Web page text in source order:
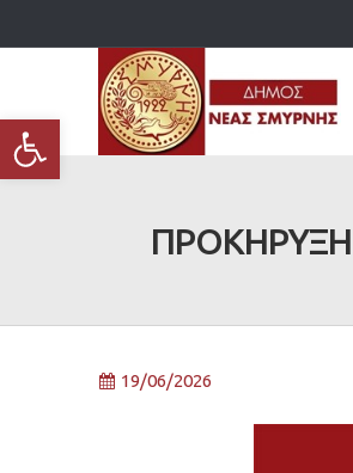
Ανοίξτε τη γραμμή εργαλείων
ΠΡΟΚΗΡΥΞΗ
19/06/2026